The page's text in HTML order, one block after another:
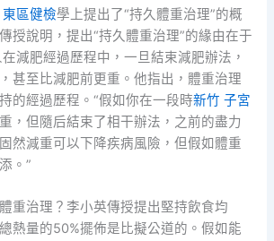
區健檢學上提出了“持久體重治理”的概
授說明，提出“持久體重治理”的緣由在于
在減肥經過歷程中，一旦結束減肥辦法，
甚至比減肥前更重。他指出，體重治理
的經過歷程。“假如你在一段時新竹 子宮
，但隨后結束了相干辦法，之前的盡力
然減重可以下降疾病風險，但假如體重
。”
重治理？李小英傳授提出堅持飲食均
熱量的50%擺佈是比擬公道的。假如能